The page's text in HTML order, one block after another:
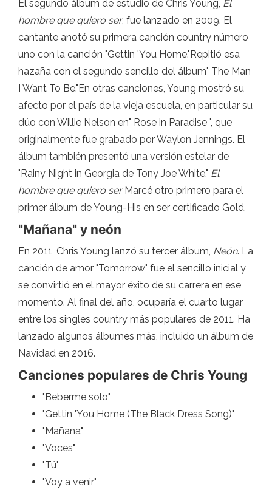
El segundo álbum de estudio de Chris Young, El
hombre que quiero ser, fue lanzado en 2009. El
cantante anotó su primera canción country número
uno con la canción "Gettin 'You Home."Repitió esa
hazaña con el segundo sencillo del álbum" The Man
I Want To Be."En otras canciones, Young mostró su
afecto por el país de la vieja escuela, en particular su
dúo con Willie Nelson en" Rose in Paradise ", que
originalmente fue grabado por Waylon Jennings. El
álbum también presentó una versión estelar de
"Rainy Night in Georgia de Tony Joe White." El
hombre que quiero serMarcé otro primero para el
primer álbum de Young-His en ser certificado Gold.
"Mañana" y neón
En 2011, Chris Young lanzó su tercer álbum, Neón. La
canción de amor "Tomorrow" fue el sencillo inicial y
se convirtió en el mayor éxito de su carrera en ese
momento. Al final del año, ocuparía el cuarto lugar
entre los singles country más populares de 2011. Ha
lanzado algunos álbumes más, incluido un álbum de
Navidad en 2016.
Canciones populares de Chris Young
"Beberme solo"
"Gettin 'You Home (The Black Dress Song)"
"Mañana"
"Voces"
"Tú"
"Voy a venir"